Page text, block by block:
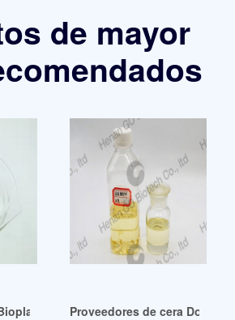
de mayor
Mercado Perú
Proveedores de cera Dop de